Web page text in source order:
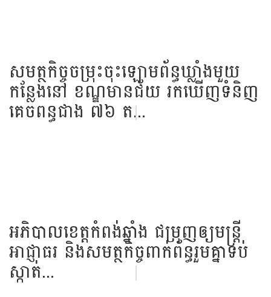
សមត្ថកិច្ច​ចម្រុះ​ចុះ​ឡោម​ព័ន្ធ​ឃ្លាំង​មួយ​
កន្លែង​នៅ​ ខណ្ឌ​មាន​ជ័យ​ រក​ឃើញ​ទំនិញ​
គេច​ពន្ធ​ជាង​ ៧៦​ ត...
អភិបាល​ខេត្ត​កំពង់ឆ្នាំង​ ជម្រុញ​ឲ្យ​មន្ត្រី​
អាជ្ញា​​ធរ​ និង​សមត្ថកិច្ច​ពាក់​ព័ន្ធ​រួមគ្នា​ទប់
ស្កាត់...